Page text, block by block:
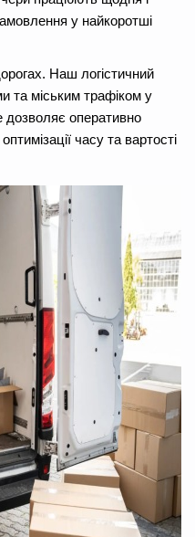
у найкоротші
Наш логістичний
та міським трафіком у
дозволяє оперативно
часу та вартості